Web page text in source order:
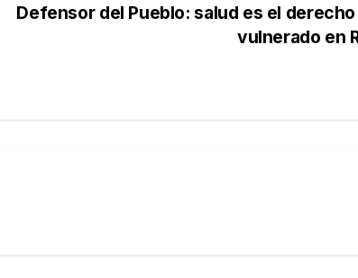
Defensor del Pueblo: salud es el
vulnerado en